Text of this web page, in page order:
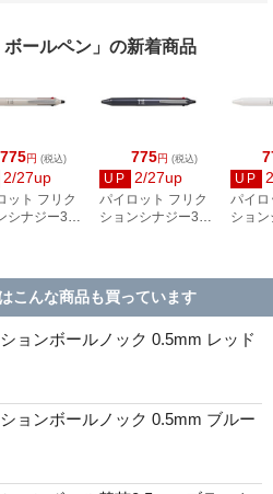
ボールペン」の新着商品
775円 (税込)
2/27up
ット フリク
シナジー3
775円 (税込)
UP 2/27up
パイロット フリク
ションシナジー3
UP
パイロ
ショ
こんな商品も買っています
ョンボールノック 0.5mm レッド
ョンボールノック 0.5mm ブルー